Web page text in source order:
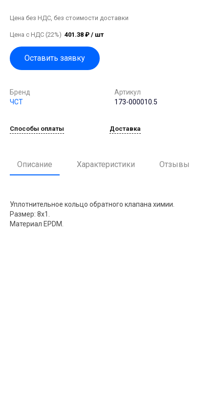
Цена без НДС, без стоимости доставки
Цена с НДС (22%) 401.38 ₽ / шт
Оставить заявку
Бренд
ЧСТ
Артикул
173-000010.5
Способы оплаты Доставка
Описание Характеристики Отзывы
Уплотнительное кольцо обратного клапана химии.
Размер: 8x1.
Материал EPDM.